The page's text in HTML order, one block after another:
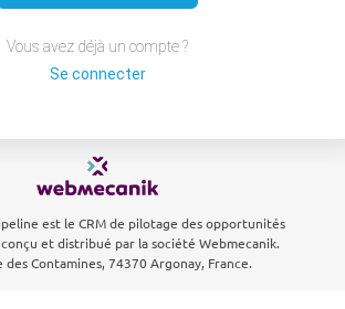
Vous avez déjà un compte ?
Se connecter
est le CRM de pilotage des opportunités
et distribué par la société Webmecanik.
Contamines, 74370 Argonay, France.